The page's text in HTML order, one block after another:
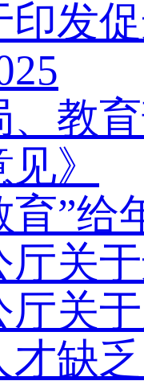
印发
、教
》
育”给
厅关
厅关
缺